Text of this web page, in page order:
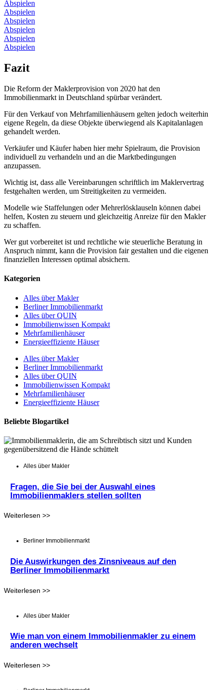
Abspielen
Abspielen
Abspielen
Abspielen
Abspielen
Abspielen
Fazit
Die Reform der Maklerprovision von 2020 hat den
Immobilienmarkt in Deutschland spürbar verändert.
Für den Verkauf von Mehrfamilienhäusern gelten jedoch weiterhin
eigene Regeln, da diese Objekte überwiegend als Kapitalanlagen
gehandelt werden.
Verkäufer und Käufer haben hier mehr Spielraum, die Provision
individuell zu verhandeln und an die Marktbedingungen
anzupassen.
Wichtig ist, dass alle Vereinbarungen schriftlich im Maklervertrag
festgehalten werden, um Streitigkeiten zu vermeiden.
Modelle wie Staffelungen oder Mehrerlösklauseln können dabei
helfen, Kosten zu steuern und gleichzeitig Anreize für den Makler
zu schaffen.
Wer gut vorbereitet ist und rechtliche wie steuerliche Beratung in
Anspruch nimmt, kann die Provision fair gestalten und die eigenen
finanziellen Interessen optimal absichern.
Kategorien
Alles über Makler
Berliner Immobilienmarkt
Alles über QUIN
Immobilienwissen Kompakt
Mehrfamilienhäuser
Energieeffiziente Häuser
Alles über Makler
Berliner Immobilienmarkt
Alles über QUIN
Immobilienwissen Kompakt
Mehrfamilienhäuser
Energieeffiziente Häuser
Beliebte Blogartikel
Alles über Makler
Fragen, die Sie bei der Auswahl eines
Immobilienmaklers stellen sollten
Weiterlesen >>
Berliner Immobilienmarkt
Die Auswirkungen des Zinsniveaus auf den
Berliner Immobilienmarkt
Weiterlesen >>
Alles über Makler
Wie man von einem Immobilienmakler zu einem
anderen wechselt
Weiterlesen >>